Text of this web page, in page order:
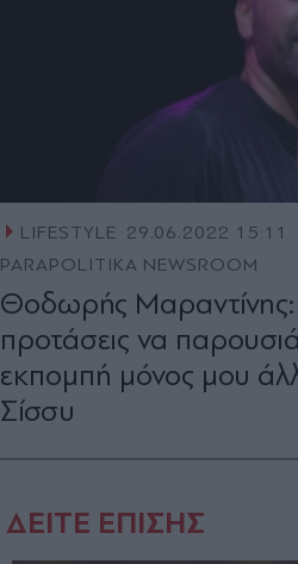
LIFESTYLE 29.06.2022 15:11
PARAPOLITIKA NEWSROOM
Θοδωρής Μαραντίνης:
προτάσεις να
εκπομπή μόνος μου
Σίσσυ